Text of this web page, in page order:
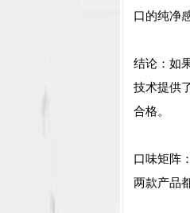
口的纯净
结论：如
技术提供
合格。
口味矩阵
两款产品